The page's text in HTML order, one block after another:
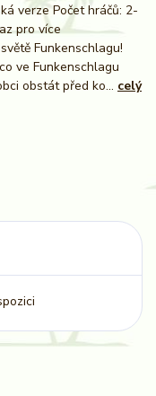
verze Počet hráčů: 2-
pro více
Funkenschlagu!
ve Funkenschlagu
obstát před ko... celý